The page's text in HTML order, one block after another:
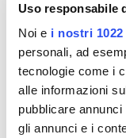
Uso responsabile
Noi e i nostri
personali, ad
tecnologie come i
alle informazioni
pubblicare
gli annunci e i
a palla e vieni
tutti fanno
snorkelling. Il
mezza muta
coralli enormi,
colori: fuxia, blu,